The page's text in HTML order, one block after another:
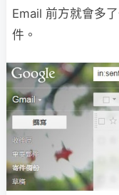
Email 前方就會多
件。